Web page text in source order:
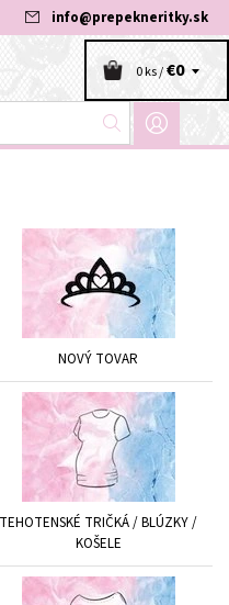
info@prepekneritky.sk
0 ks /€0
NOVÝ TOVAR
TEHOTENSKÉ TRIČKÁ / BLÚZKY /
KOŠELE